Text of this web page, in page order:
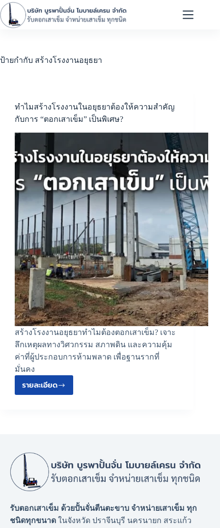
ป้ายกำกับ สร้างโรงงานอยุธยา
ทำไมสร้างโรงงานในอยุธยาต้องให้ความสำคัญ
กับการ “ตอกเสาเข็ม” เป็นพิเศษ?
สร้างโรงงานอยุธยาทำไมต้องตอกเสาเข็ม? เจาะ
ลึกเหตุผลทางวิศวกรรม สภาพดิน และความคุ้ม
ค่าที่ผู้ประกอบการห้ามพลาด เพื่อฐานรากที่
มั่นคง
รายละเอียด
รับตอกเสาเข็ม ด้วยปั้นจั่นตีนตะขาบ จำหน่ายเสาเข็ม ทุก
ชนิดทุกขนาด ในจังหวัด ปราจีนบุรี นครนายก สระแก้ว